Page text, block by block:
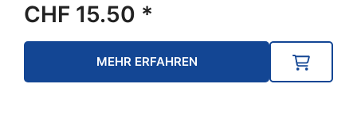
CHF 15.50 *
MEHR ERFAHREN